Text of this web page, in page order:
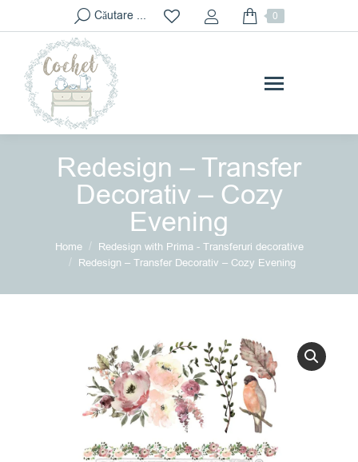
Search:Căutare ... 0
Redesign – Transfer
Decorativ – Cozy
Evening
You are here:
Home
Redesign with Prima - Transferuri decorative
Redesign – Transfer Decorativ – Cozy Evening